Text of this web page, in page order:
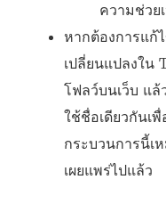
ความช่วย
หากต้องการแ
เปลี่ยนแปลงใน
โฟลว์บนเว็บ แ
ใช้ชื่อเดียวกันเ
กระบวนการนี้เ
เผยแพร่ไปแล้ว